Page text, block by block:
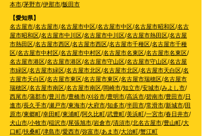
本市/茅野市/伊那市/飯田市
【愛知県】
名古屋市/名古屋市/名古屋市中区/名古屋市中区/名古屋市昭和区/名古
屋市昭和区/名古屋市中川区/名古屋市中川区/名古屋市熱田区/名古屋
市熱田区/名古屋市西区/名古屋市西区/名古屋市千種区/名古屋市千種
区/名古屋市中村区/名古屋市中村区/名古屋市名東区/名古屋市名東区/
名古屋市港区/名古屋市港区/名古屋市守山区/名古屋市守山区/名古屋
市緑区/名古屋市緑区/名古屋市北区/名古屋市北区/名古屋市天白区/名
古屋市天白区/名古屋市東区/名古屋市東区/名古屋市瑞穂区/名古屋市
瑞穂区/名古屋市南区/名古屋市南区/岡崎市/知立市/安城市/みよし市/
西尾市/蒲郡市/豊川市/豊橋市/刈谷市/豊明市/高浜市/碧南市/豊田市/日
進市/長久手市/瀬戸市/東海市/大府市/知多市/半田市/常滑市/新城市/田
原市/東郷町/幸田町/東浦町/阿久比町/武豊町/美浜町/一宮市/春日井市/
犬山市/小牧市/稲沢市/尾張旭市/岩倉市/清須市/北名古屋市/豊山町/大
口町/扶桑町/津島市/愛西市/弥富市/あま市/大治町/蟹江町